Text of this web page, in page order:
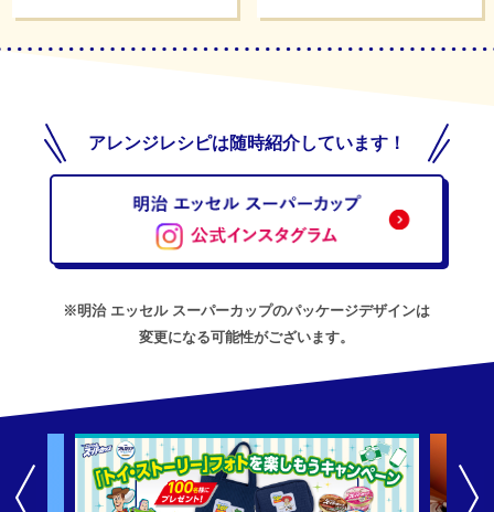
アレンジレシピは随時紹介しています！
※明治 エッセル スーパーカップのパッケージデザインは
変更になる可能性がございます。